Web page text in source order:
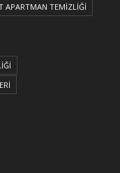
APARTMAN TEMİZLİĞİ